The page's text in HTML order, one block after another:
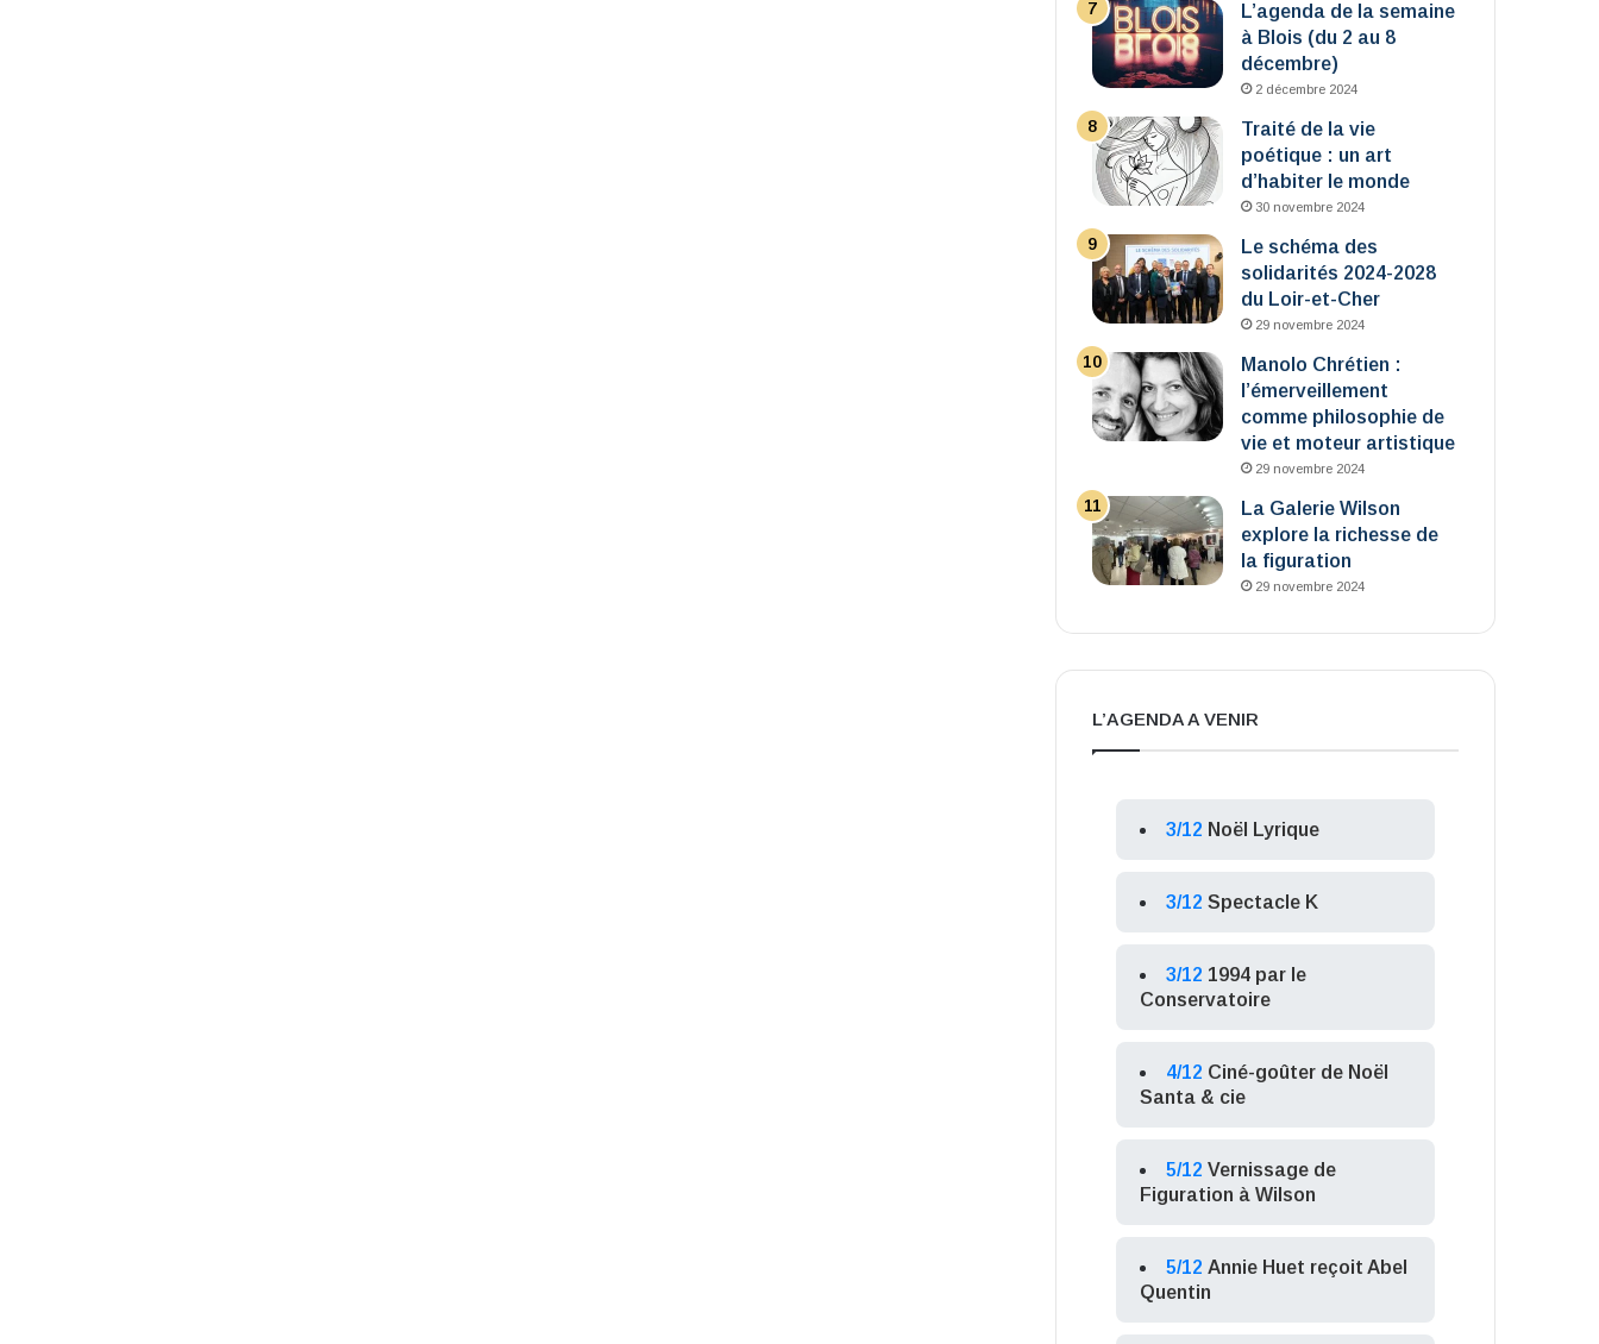
L’agenda de la semaine
à Blois (du 2 au 8
décembre)
2 décembre 2024
Traité de la vie
poétique : un art
d’habiter le monde
30 novembre 2024
Le schéma des
solidarités 2024-2028
du Loir-et-Cher
29 novembre 2024
Manolo Chrétien :
l’émerveillement
comme philosophie de
vie et moteur artistique
29 novembre 2024
La Galerie Wilson
explore la richesse de
la figuration
29 novembre 2024
L’AGENDA A VENIR
3/12 Noël Lyrique
3/12 Spectacle K
3/12 1994 par le
Conservatoire
4/12 Ciné-goûter de Noël
Santa & cie
5/12 Vernissage de
Figuration à Wilson
5/12 Annie Huet reçoit Abel
Quentin